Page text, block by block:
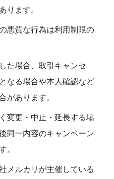
ります。
悪質な行為は利用制限の
た場合、取引キャンセ
なる場合や本人確認など
があります。
変更・中止・延長する場
同一内容のキャンペーン
。
メルカリが主催している